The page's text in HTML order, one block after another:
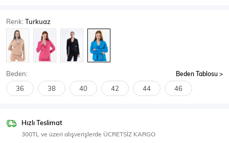
Body Atlet
SPOR GİYİM
Renk:Turkuaz
Beden: Beden Tablosu
36 38 40 42 44 46
Hızlı Teslimat
300TL ve üzeri alışverişlerde ÜCRETSİZ KARGO